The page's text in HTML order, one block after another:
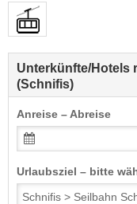
Unterkünfte/Hotels
(Schnifis)
Anreise – Abreise
Urlaubsziel – bitte